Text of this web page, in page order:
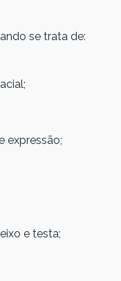
se trata de:
expressão;
e testa;